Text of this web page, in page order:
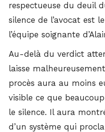
respectueuse du deuil
silence de l’avocat est
l’équipe soignante
Au-delà du verdict
laisse
procès aura au moins
visible ce que
le silence. Il aura
d’un système qui